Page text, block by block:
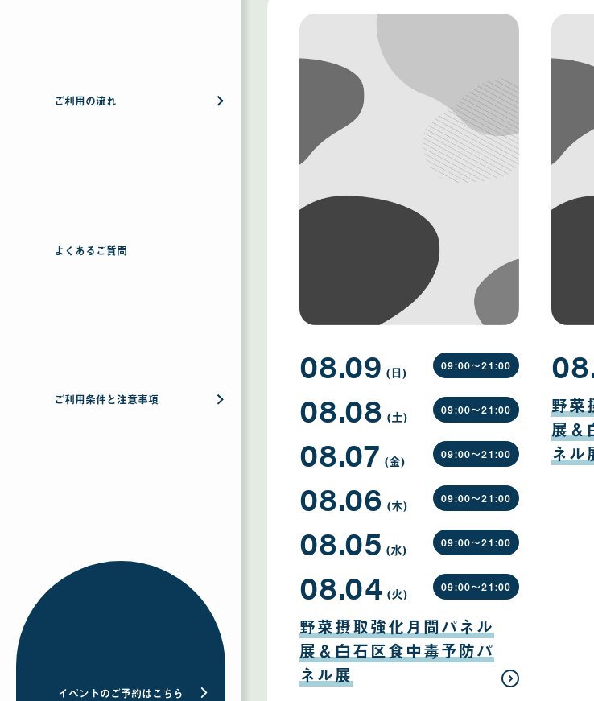
ご利用の流れ
よくあるご質問
ご利用条件と注意事項
イベントのご予約はこちら
野菜摂取強化月間パネル
展＆白石区食中毒予防パ
ネル展
08.04
月
04
日
(火曜
日
) 09:00〜21:00
08.05
月
05
日
(水曜
日
) 09:00〜21:00
08.06
月
06
日
(木曜
日
) 09:00〜21:00
08.07
月
07
日
(金曜
日
) 09:00〜21:00
08.08
月
08
日
(土曜
日
) 09:00〜21:00
08.09
月
09
日
(日曜
日
) 09:00〜21:00
野菜
展＆
ネル
月
10
日